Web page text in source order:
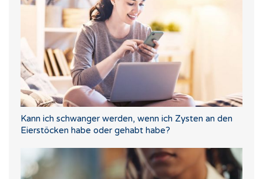
Kann ich schwanger werden, wenn ich Zysten an den
Eierstöcken habe oder gehabt habe?